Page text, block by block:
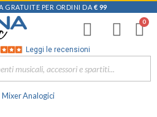
GRATUITE PER ORDINI DA € 99
Leggi le recensioni
Mixer Analogici